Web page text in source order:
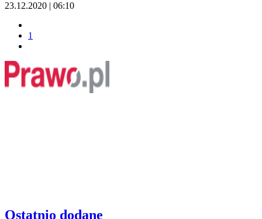
23.12.2020 | 06:10
1
Ostatnio dodane